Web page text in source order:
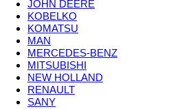
JOHN DEERE
KOBELKO
KOMATSU
МАN
MERCEDES-BENZ
MITSUBISHI
NEW HOLLAND
RENAULT
SANY